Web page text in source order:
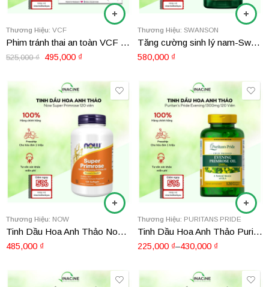
Thương Hiệu: VCF
Phim tránh thai an toàn VCF Vaginal Contraceptive Film (9 films)
525,000₫ 495,000 ₫
Thương Hiệu: SWANSON
Tăng cường sinh lý nam-Swanson Kidney Essentials 60 viên
580,000 ₫
Thương Hiệu: NOW
Tinh Dầu Hoa Anh Thảo Now Super Primrose 120 viên
485,000 ₫
Thương Hiệu: PURITANS PRIDE
Tinh Dầu Hoa Anh Thảo Puritan’s Pride Evening 120 Viên
225,000 ₫–430,000 ₫
1000mg 120 viên
1300mg 120 viên
500mg 100 viên